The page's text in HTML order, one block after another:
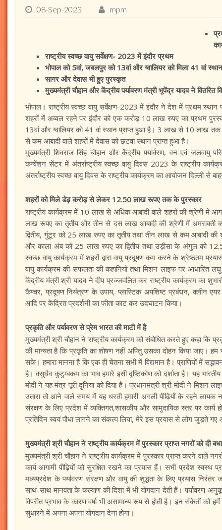
08-Sep-2023 mpm
राष्ट्रीय स्वच्छ वायु सर्वेक्षण- 2023 में इंदौर प्रथम
भोपाल को 5वां, जबलपुर को 13वां और ग्वालियर को मिला 41 वां स्थान
सागर और देवास भी हुए पुरस्कृत
मुख्यमंत्री चौहान और केंद्रीय पर्यावरण मंत्री भूपेंद्र यादव ने वितरित
भोपाल। राष्ट्रीय स्वच्छ वायु सर्वेक्षण-2023 में इंदौर ने देश में प्रथम
शहरों में अव्वल रहने पर इंदौर को एक करोड़ 10 लाख रुपए का प्रथम
13वां और ग्वालियर को 41 वां स्थान प्राप्त हुआ है। 3 लाख से 10 लाख
से कम आबादी वाले शहरों में देवास को छटवां स्थान प्राप्त हुआ है।
मुख्यमंत्री शिवराज सिंह चौहान और केंद्रीय पयार्वरण, वन एवं जलवायु
कन्वेंशन सेंटर में अंतर्राष्ट्रीय स्वच्छ वायु दिवस 2023 के राष्ट्रीय
अंतर्राष्ट्रीय स्वच्छ वायु दिवस के राष्ट्रीय कार्यक्रम का आयोजन दिल्ली से
शहरों को मिले डेढ़ करोड़ से लेकर 12.50 लाख रूपए तक के पुरस्कार
राष्ट्रीय कार्यक्रम में 10 लाख से अधिक आबादी वाले शहरों की श्रेणी में
लाख रूपए का तृतीय और तीन से दस लाख आबादी की श्रेणी में अमरावती
द्वितीय, गुंटूर को 25 लाख रुपए का तृतीय तथा तीन लाख से कम आबादी
और काला अंब को 25 लाख रुपए का द्वितीय तथा उड़ीसा के अंगुल को
स्वच्छ वायु कार्यक्रम में शहरों द्वारा वायु प्रदूषण कम करने के श्रेष्ठतम
वायु कार्यक्रम की सफलता की कहानियों तथा मिशन लाइफ पर आधारित
केंद्रीय मंत्री श्री यादव ने दीप प्रज्जवलित कर राष्ट्रीय कार्यक्रम का
कैप्चर, प्रदूषण नियंत्रण के उपाय, प्लास्टिक अपशिष्ट प्रबंधन, क्लीन
आदि पर केंद्रित प्रदर्शनी का फीता काट कर उदघाटन किया।
प्रकृति और पर्यावरण से प्रेम भारत की माटी में है
मुख्यमंत्री श्री चौहान ने राष्ट्रीय कार्यक्रम को संबोधित करते हुए कहा कि
की मान्यता है कि प्रकृति का शोषण नहीं अपितु उसका दोहन किया जाए।
सके। हमारा मानना है कि एक ही चेतना सभी में विद्यमान है। प्राणियों में
है। वसुधैव कुटुम्बकम का भाव हमारे इसी दृष्टिकोण को दर्शाता है। यह
मोदी ने यह मंत्र पूरी दुनिया को दिया है। प्रधानमंत्री श्री मोदी ने
उतारा तो आने वाले समय में यह धरती हमारी अगली पीढ़ियों के रहने लायक
संरक्षण के लिए प्रदेश में व्यक्तिगत,शासकीय और सामुदायिक स्तर पर कार्य
प्रतिदिन स्वयं पौधा लागने का संकल्प लिया, मेरे इस प्रयास से लोग जुड़ते
मुख्यमंत्री श्री चौहान ने राष्ट्रीय कार्यक्रम में पुरस्कार प्राप्त नगरों को दी
मुख्यमंत्री श्री चौहान ने राष्ट्रीय कार्यक्रम में पुरस्कार प्राप्त करने वाले
कार्य आगामी पीढ़ियों को सुरक्षित रखने का प्रयास हैं। सभी प्रदेश स्वस्थ
मध्यप्रदेश के पर्यावरण संरक्षण और वायु की शुद्धता के लिए प्रयास निरंतर
साथ-साथ मानवता के कल्याण की दिशा में भी योगदान देती हैं। पर्यावरण
विपरीत प्रभाव के कारण वर्षा भी असामान्य रूप से होती है। इन संकेतों को
सुधारने में अपना अपना योगदान देना होगा।
Gud-Moongfali Chikki : सर्दियों का मजा हो जाएगा
दोगुना जब इस तरह बनाएंगे गुड़-मूंगफली की चिक्की
25-Jan-2023 mp mirror samachar seva